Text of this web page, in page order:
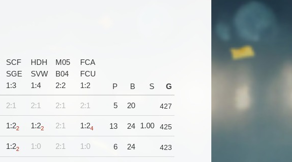
SCF
SGE
1:3
HDH
SVW
1:4
M05
B04
2:2
FCA
FCU
1:2 P B S G
2:1 2:1 2:1 2:1 5 20 427
1:22 1:22 2:1 1:24 13 24 1.00 425
1:22 1:0 2:1 1:0 6 24 423